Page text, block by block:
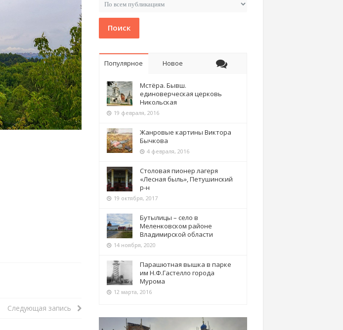
Следующая запись
Поиск
Популярное Новое
Мстёра. Бывш.
единоверческая церковь
Никольская
19 февраля, 2016
Жанровые картины Виктора
Бычкова
4 февраля, 2016
Столовая пионер лагеря
«Лесная быль», Петушинский
р-н
19 октября, 2017
Бутылицы – село в
Меленковском районе
Владимирской области
14 ноября, 2020
Парашютная вышка в парке
им Н.Ф.Гастелло города
Мурома
12 марта, 2016